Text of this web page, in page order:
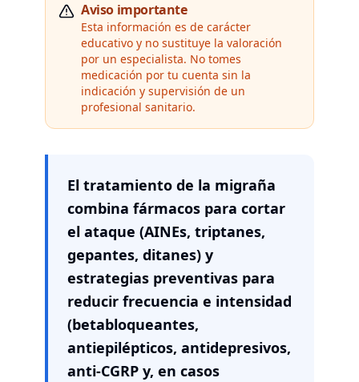
Aviso importante
Esta información es de carácter
educativo y no sustituye la valoración
por un especialista. No tomes
medicación por tu cuenta sin la
indicación y supervisión de un
profesional sanitario.
El tratamiento de la migraña
combina fármacos para cortar
el ataque (AINEs, triptanes,
gepantes, ditanes) y
estrategias preventivas para
reducir frecuencia e intensidad
(betabloqueantes,
antiepilépticos, antidepresivos,
anti-CGRP y, en casos